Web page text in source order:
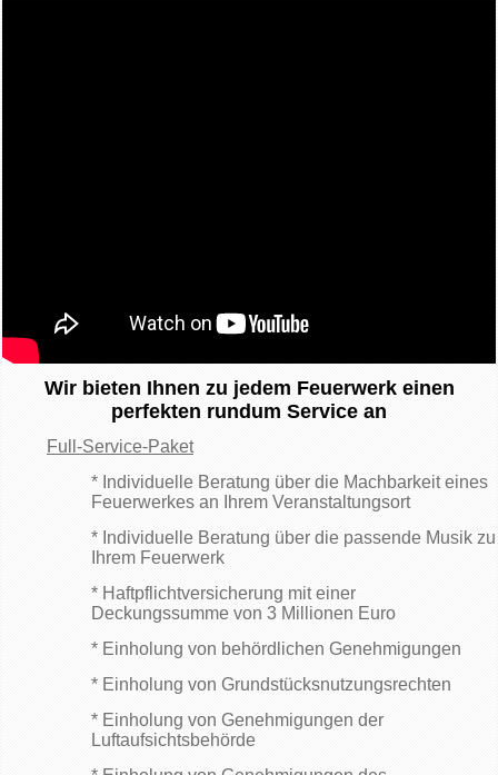
Wir bieten Ihnen zu jedem Feuerwerk einen
perfekten rundum Service an
Full-Service-Paket
* Individuelle Beratung über die Machbarkeit eines
Feuerwerkes an Ihrem Veranstaltungsort
* Individuelle Beratung über die passende Musik zu
Ihrem Feuerwerk
* Haftpflichtversicherung mit einer
Deckungssumme von 3 Millionen Euro
* Einholung von behördlichen Genehmigungen
* Einholung von Grundstücksnutzungsrechten
* Einholung von Genehmigungen der
Luftaufsichtsbehörde